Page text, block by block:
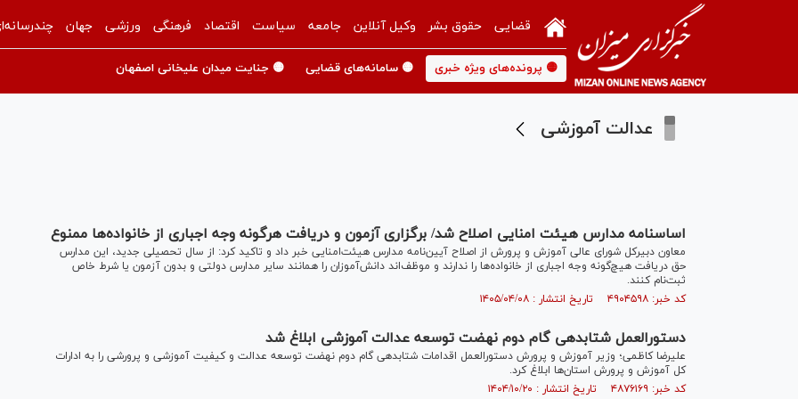
قضایی حقوق بشر وکیل آنلاین جامعه سیاست اقتصاد فرهنگی ورزشی جهان
🟡 پرونده‌های ویژه خبری 🟡 سامانه‌های قضایی 🟡 جنایت میدان علیخانی اصفهان
عدالت آموزشی
اساسنامه مدارس هیئت امنایی اصلاح شد/ برگزاری آزمون و دریافت هرگونه وجه اجباری از خانواده‌ها ممنوع
معاون دبیرکل شورای عالی آموزش و پرورش از اصلاح آیین‌نامه مدارس هیئت‌امنایی خبر داد و تاکید کرد: از سال تحصیلی جدید، این مدارس
حق دریافت هیچ‌گونه وجه اجباری از خانواده‌ها را ندارند و موظف‌اند دانش‌آموزان را همانند سایر مدارس دولتی و بدون آزمون یا شرط خاص
ثبت‌نام کنند.
کد خبر: ۴۹۰۴۵۹۸ تاریخ انتشار : ۱۴۰۵/۰۴/۰۸
دستورالعمل شتابدهی گام دوم نهضت توسعه عدالت آموزشی ابلاغ شد
علیرضا کاظمی؛ وزیر آموزش و پرورش دستورالعمل اقدامات شتابدهی گام دوم نهضت توسعه عدالت و کیفیت آموزشی و پرورشی را به ادارات
کل آموزش و پرورش استان‌ها ابلاغ کرد.
کد خبر: ۴۸۷۶۱۶۹ تاریخ انتشار : ۱۴۰۴/۱۰/۲۰